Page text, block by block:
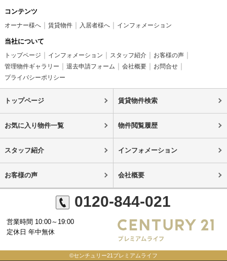
コンテンツ
オーナー様へ 賃貸物件 入居者様へ インフォメーション
当社について
トップページ インフォメーション スタッフ紹介
お客様の声
管理物件ギャラリー
退去申請フォーム 会社概要
お問合せ
プライバシーポリシー
トップページ 賃貸物件検索
お気に入り物件一覧 物件閲覧履歴
スタッフ紹介 インフォメーション
お客様の声 会社概要
0120-844-021
営業時間 10:00～19:00
定休日 年中無休
©センチュリー21プレミアムライフ